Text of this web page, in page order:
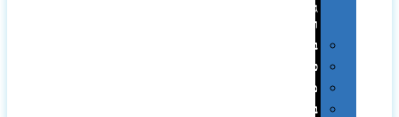
גיבוי
ומטענים
ביגוד
כובעים
מגבות
בקבוקים